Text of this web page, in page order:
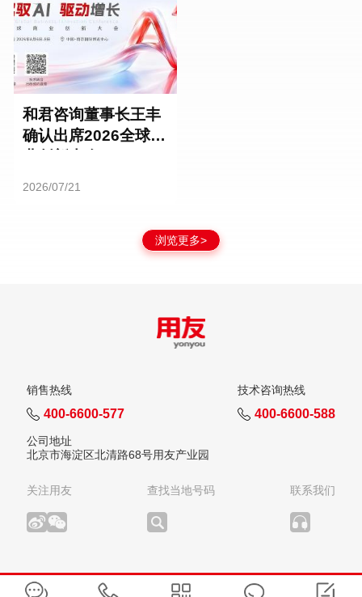
和君咨询董事长王丰
确认出席2026全球商
2026/07/21
浏览更多>
销售热线
400-6600-577
技术咨询热线
400-6600-588
公司地址
北京市海淀区北清路68号用友产业园
关注用友 查找当地号码 联系我们
版权所有：用友网络科技股份有限公司